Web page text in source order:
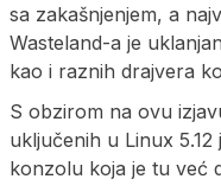
sa zakašnjenjem, a
Wasteland-a je
kao i raznih drajvera
S obzirom na ovu
uključenih u Linux
konzolu koja je tu već